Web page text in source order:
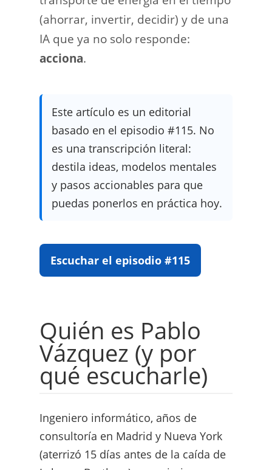
(ahorrar, invertir, decidir) y de una
IA que ya no solo responde:
acciona.
Este artículo es un editorial
basado en el episodio #115. No
es una transcripción literal:
destila ideas, modelos mentales
y pasos accionables para que
puedas ponerlos en práctica hoy.
Escuchar el episodio #115
Quién es Pablo
Vázquez (y por
qué escucharle)
Ingeniero informático, años de
consultoría en Madrid y Nueva York
(aterrizó 15 días antes de la caída de